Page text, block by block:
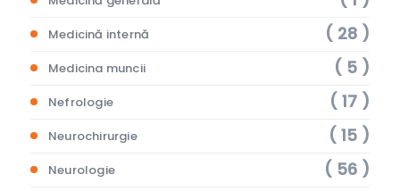
Medicină internă ( 28 )
Medicina muncii ( 5 )
Nefrologie ( 17 )
Neurochirurgie ( 15 )
Neurologie ( 56 )